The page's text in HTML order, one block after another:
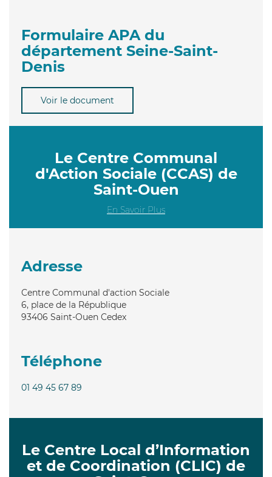
Formulaire APA du
département Seine-Saint-
Denis
Voir le document
Le Centre Communal
d'Action Sociale (CCAS) de
Saint-Ouen
En Savoir Plus
Adresse
Centre Communal d'action Sociale
6, place de la République
93406 Saint-Ouen Cedex
Téléphone
01 49 45 67 89
Le Centre Local d’Information
et de Coordination (CLIC) de